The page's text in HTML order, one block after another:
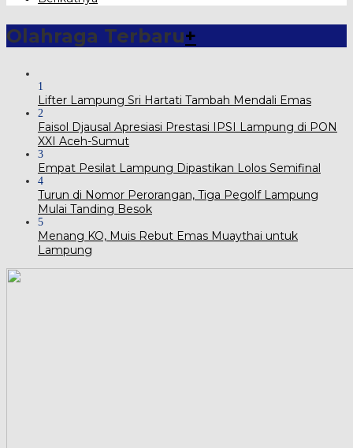
Olahraga Terbaru+
1
Lifter Lampung Sri Hartati Tambah Mendali Emas
2
Faisol Djausal Apresiasi Prestasi IPSI Lampung di PON
XXI Aceh-Sumut
3
Empat Pesilat Lampung Dipastikan Lolos Semifinal
4
Turun di Nomor Perorangan, Tiga Pegolf Lampung
Mulai Tanding Besok
5
Menang KO, Muis Rebut Emas Muaythai untuk
Lampung